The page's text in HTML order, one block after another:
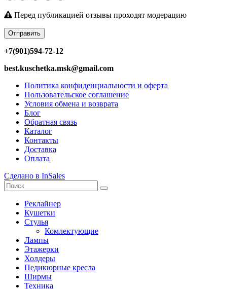
Перед публикацией отзывы проходят модерацию
Отправить
+7(901)594-72-12
best.kuschetka.msk@gmail.com
Политика конфиденциальности и оферта
Пользовательское соглашение
Условия обмена и возврата
Блог
Обратная связь
Каталог
Контакты
Доставка
Оплата
Сделано в InSales
Реклайнер
Кушетки
Стулья
Комлектующие
Лампы
Этажерки
Холдеры
Педикюрные кресла
Ширмы
Техника